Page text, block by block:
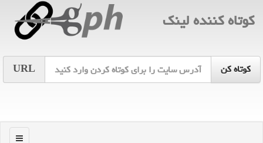
كوتاه كننده لینك
URL
منو